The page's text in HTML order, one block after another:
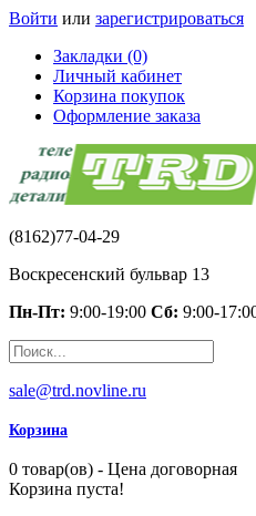
Войти или зарегистрироваться
Закладки (0)
Личный кабинет
Корзина покупок
Оформление заказа
(8162)77-04-29
Воскресенский бульвар 13
Пн-Пт: 9:00-19:00 Сб: 9:00-
sale@trd.novline.ru
Корзина
0 товар(ов) - Цена договорная
Корзина пуста!